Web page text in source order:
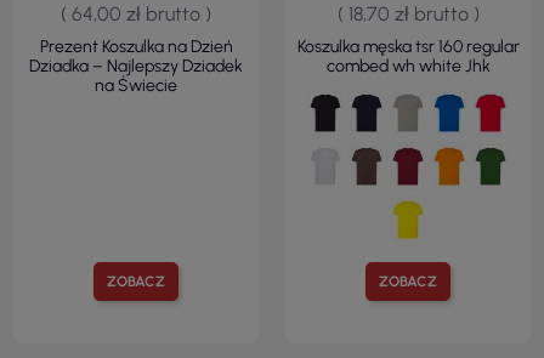
ZOBACZ
( 64,00 zł brutto )
Prezent Koszulka na Dzień
Dziadka – Najlepszy Dziadek
na Świecie
ZOBACZ
( 18,70 zł brutto )
Koszulka męska tsr 160 regular
combed wh white Jhk